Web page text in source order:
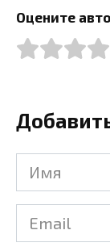
Оцените
Имя
Email